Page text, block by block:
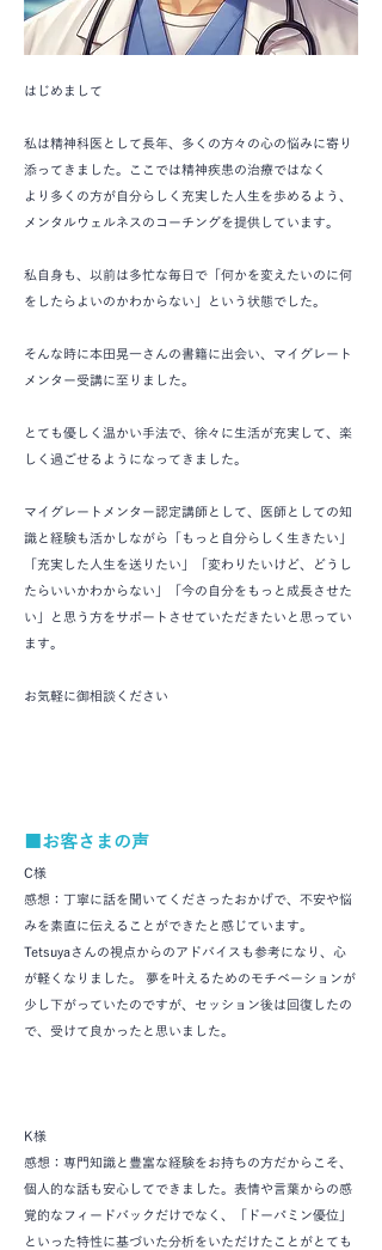
はじめまして
私は精神科医として長年、多くの方々の心の悩みに寄り
添ってきました。ここでは精神疾患の治療ではなく
より多くの方が自分らしく充実した人生を歩めるよう、
メンタルウェルネスのコーチングを提供しています。
私自身も、以前は多忙な毎日で「何かを変えたいのに何
をしたらよいのかわからない」という状態でした。
そんな時に本田晃一さんの書籍に出会い、マイグレート
メンター受講に至りました。
とても優しく温かい手法で、徐々に生活が充実して、楽
しく過ごせるようになってきました。
マイグレートメンター認定講師として、医師としての知
識と経験も活かしながら「もっと自分らしく生きたい」
「充実した人生を送りたい」「変わりたいけど、どうし
たらいいかわからない」「今の自分をもっと成長させた
い」と思う方をサポートさせていただきたいと思ってい
ます。
お気軽に御相談ください
■お客さまの声
C様
感想：丁寧に話を聞いてくださったおかげで、不安や悩
みを素直に伝えることができたと感じています。
Tetsuyaさんの視点からのアドバイスも参考になり、心
が軽くなりました。 夢を叶えるためのモチベーションが
少し下がっていたのですが、セッション後は回復したの
で、受けて良かったと思いました。
K様
感想：専門知識と豊富な経験をお持ちの方だからこそ、
個人的な話も安心してできました。表情や言葉からの感
覚的なフィードバックだけでなく、「ドーパミン優位」
といった特性に基づいた分析をいただけたことがとても